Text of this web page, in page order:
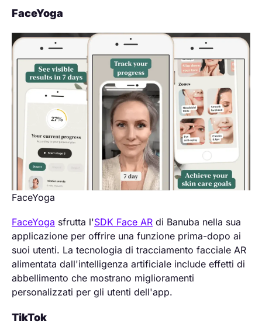
FaceYoga
FaceYoga
FaceYoga sfrutta l'SDK Face AR di Banuba nella sua
applicazione per offrire una funzione prima-dopo ai
suoi utenti. La tecnologia di tracciamento facciale AR
alimentata dall'intelligenza artificiale include effetti di
abbellimento che mostrano miglioramenti
personalizzati per gli utenti dell'app.
TikTok